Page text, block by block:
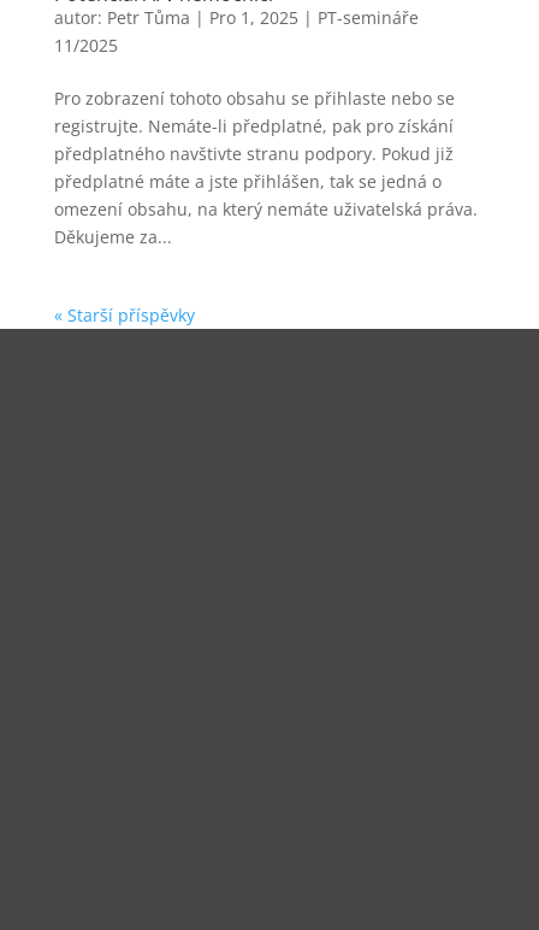
autor: Petr Tůma | Pro 1, 2025| PT-semináře
11/2025
Pro zobrazení tohoto obsahu se přihlaste nebo se
registrujte. Nemáte-li předplatné, pak pro získání
předplatného navštivte stranu podpory. Pokud již
předplatné máte a jste přihlášen, tak se jedná o
omezení obsahu, na který nemáte uživatelská práva.
Děkujeme za...
« Starší příspěvky